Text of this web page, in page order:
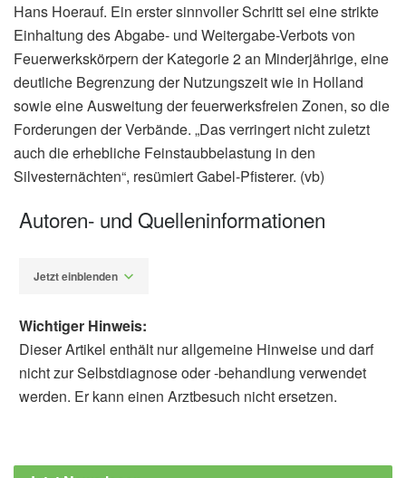
Hans Hoerauf. Ein erster sinnvoller Schritt sei eine strikte
Einhaltung des Abgabe- und Weitergabe-Verbots von
Feuerwerkskörpern der Kategorie 2 an Minderjährige, eine
deutliche Begrenzung der Nutzungszeit wie in Holland
sowie eine Ausweitung der feuerwerksfreien Zonen, so die
Forderungen der Verbände. „Das verringert nicht zuletzt
auch die erhebliche Feinstaubbelastung in den
Silvesternächten“, resümiert Gabel-Pfisterer. (vb)
Autoren- und Quelleninformationen
Jetzt einblenden
Dreijahresergebnisse der deutschlandweiten
Wichtiger Hinweis:
Dieser Artikel enthält nur allgemeine Hinweise und darf
nicht zur Selbstdiagnose oder -behandlung verwendet
werden. Er kann einen Arztbesuch nicht ersetzen.